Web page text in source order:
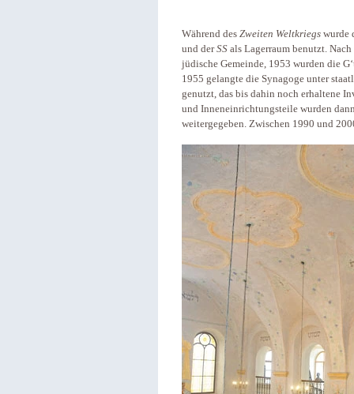
Während des Zweiten Weltkriegs wurde
und derSS als Lagerraum benutzt.
jüdische Gemeinde, 1953 wurden die
1955 gelangte die Synagoge unter
genutzt, das bis dahin noch erhaltene
und Innen­ein­rich­tungs­teile wurden
weitergegeben. Zwischen 1990 und